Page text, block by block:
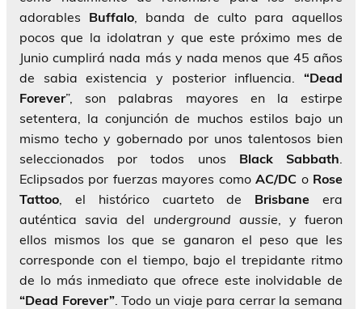
adorables Buffalo , banda de culto para aquellos
pocos que la idolatran y que este próximo mes de
Junio cumplirá nada más y nada menos que 45 años
de sabia existencia y posterior influencia. “Dead
Forever”, son palabras mayores en la estirpe
setentera, la conjunción de muchos estilos bajo un
mismo techo y gobernado por unos talentosos bien
seleccionados por todos unos Black Sabbath
Eclipsados por fuerzas mayores comoAC/DC o Rose
Tattoo , el histórico cuarteto de Brisbane era
auténtica savia del underground aussie , y fueron
ellos mismos los que se ganaron el peso que les
corresponde con el tiempo, bajo el trepidante ritmo
de lo más inmediato que ofrece este inolvidable de
“Dead Forever”. Todo un viaje para cerrar la semana